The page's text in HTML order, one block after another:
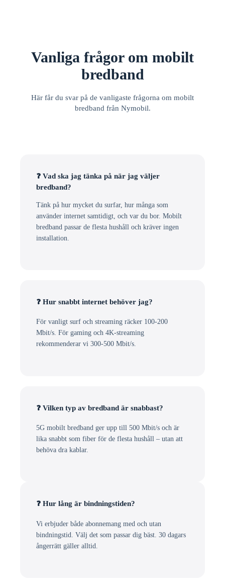
Vanliga frågor om mobilt
bredband
Här får du svar på de vanligaste frågorna om mobilt
bredband från Nymobil.
❓ Vad ska jag tänka på när jag väljer
bredband?
Tänk på hur mycket du surfar, hur många som
använder internet samtidigt, och var du bor. Mobilt
bredband passar de flesta hushåll och kräver ingen
installation.
❓ Hur snabbt internet behöver jag?
För vanligt surf och streaming räcker 100-200
Mbit/s. För gaming och 4K-streaming
rekommenderar vi 300-500 Mbit/s.
❓ Vilken typ av bredband är snabbast?
5G mobilt bredband ger upp till 500 Mbit/s och är
lika snabbt som fiber för de flesta hushåll – utan att
behöva dra kablar.
❓ Hur lång är bindningstiden?
Vi erbjuder både abonnemang med och utan
bindningstid. Välj det som passar dig bäst. 30 dagars
ångerrätt gäller alltid.